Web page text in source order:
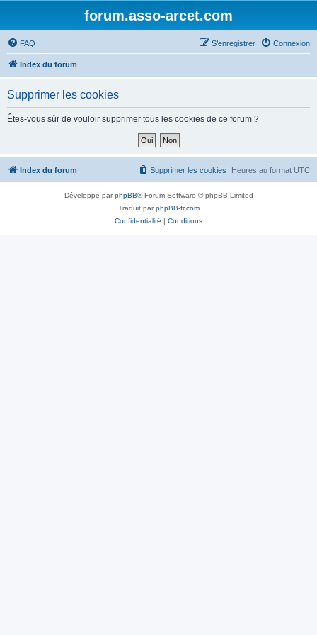
forum.asso-arcet.com
FAQ Connexion
S’enregistrer
Index du forum
Supprimer les cookies
Êtes-vous sûr de vouloir supprimer tous les cookies de ce forum ?
Index du forum Heures au format UTC
Supprimer les cookies
Développé parphpBB® Forum Software © phpBB Limited
Traduit parphpBB-fr.com
Confidentialité | Conditions